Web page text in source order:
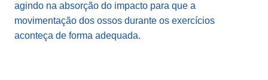
agindo na absorção do impacto para que a
movimentação dos ossos durante os exercícios
aconteça de forma adequada.